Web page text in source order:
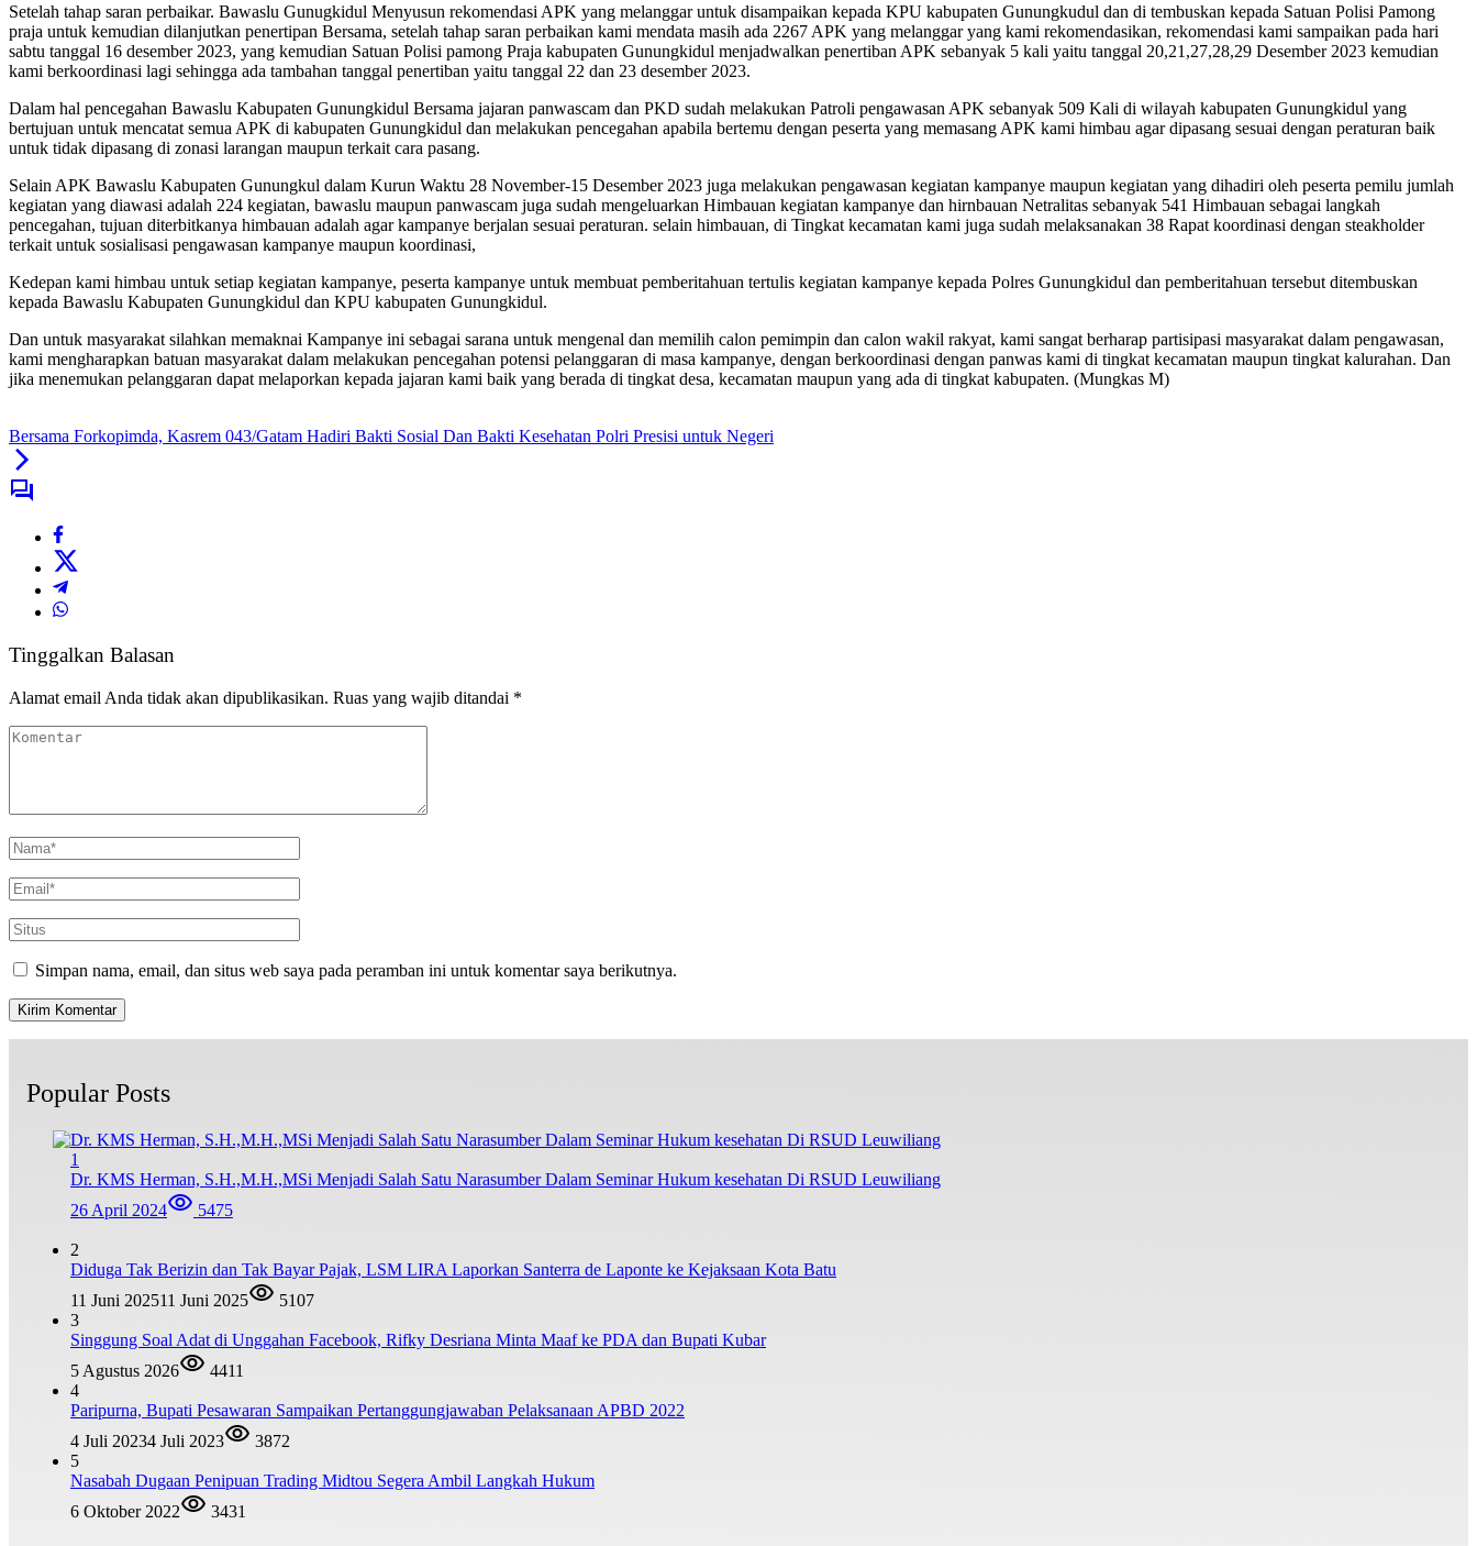
Setelah tahap saran perbaikar. Bawaslu Gunugkidul Menyusun rekomendasi APK yang melanggar untuk disampaikan kepada KPU kabupaten Gunungkudul dan di tembuskan kepada Satuan Polisi Pamong
praja untuk kemudian dilanjutkan penertipan Bersama, setelah tahap saran perbaikan kami mendata masih ada 2267 APK yang melanggar yang kami rekomendasikan, rekomendasi kami sampaikan pada hari
sabtu tanggal 16 desember 2023, yang kemudian Satuan Polisi pamong Praja kabupaten Gunungkidul menjadwalkan penertiban APK sebanyak 5 kali yaitu tanggal 20,21,27,28,29 Desember 2023 kemudian
kami berkoordinasi lagi sehingga ada tambahan tanggal penertiban yaitu tanggal 22 dan 23 desember 2023.
Dalam hal pencegahan Bawaslu Kabupaten Gunungkidul Bersama jajaran panwascam dan PKD sudah melakukan Patroli pengawasan APK sebanyak 509 Kali di wilayah kabupaten Gunungkidul yang
bertujuan untuk mencatat semua APK di kabupaten Gunungkidul dan melakukan pencegahan apabila bertemu dengan peserta yang memasang APK kami himbau agar dipasang sesuai dengan peraturan baik
untuk tidak dipasang di zonasi larangan maupun terkait cara pasang.
Selain APK Bawaslu Kabupaten Gunungkul dalam Kurun Waktu 28 November-15 Desember 2023 juga melakukan pengawasan kegiatan kampanye maupun kegiatan yang dihadiri oleh peserta pemilu jumlah
kegiatan yang diawasi adalah 224 kegiatan, bawaslu maupun panwascam juga sudah mengeluarkan Himbauan kegiatan kampanye dan hirnbauan Netralitas sebanyak 541 Himbauan sebagai langkah
pencegahan, tujuan diterbitkanya himbauan adalah agar kampanye berjalan sesuai peraturan. selain himbauan, di Tingkat kecamatan kami juga sudah melaksanakan 38 Rapat koordinasi dengan steakholder
terkait untuk sosialisasi pengawasan kampanye maupun koordinasi,
Kedepan kami himbau untuk setiap kegiatan kampanye, peserta kampanye untuk membuat pemberitahuan tertulis kegiatan kampanye kepada Polres Gunungkidul dan pemberitahuan tersebut ditembuskan
kepada Bawaslu Kabupaten Gunungkidul dan KPU kabupaten Gunungkidul.
Dan untuk masyarakat silahkan memaknai Kampanye ini sebagai sarana untuk mengenal dan memilih calon pemimpin dan calon wakil rakyat, kami sangat berharap partisipasi masyarakat dalam pengawasan,
kami mengharapkan batuan masyarakat dalam melakukan pencegahan potensi pelanggaran di masa kampanye, dengan berkoordinasi dengan panwas kami di tingkat kecamatan maupun tingkat kalurahan. Dan
jika menemukan pelanggaran dapat melaporkan kepada jajaran kami baik yang berada di tingkat desa, kecamatan maupun yang ada di tingkat kabupaten. (Mungkas M)
Bersama Forkopimda, Kasrem 043/Gatam Hadiri Bakti Sosial Dan Bakti Kesehatan Polri Presisi untuk Negeri
Tinggalkan Balasan
Alamat email Anda tidak akan dipublikasikan. Ruas yang wajib ditandai *
Simpan nama, email, dan situs web saya pada peramban ini untuk komentar saya berikutnya.
Popular Posts
1
Dr. KMS Herman, S.H.,M.H.,MSi Menjadi Salah Satu Narasumber Dalam Seminar Hukum kesehatan Di RSUD Leuwiliang
26 April 2024
5475
2
Diduga Tak Berizin dan Tak Bayar Pajak, LSM LIRA Laporkan Santerra de Laponte ke Kejaksaan Kota Batu
11 Juni 202511 Juni 2025
5107
3
Singgung Soal Adat di Unggahan Facebook, Rifky Desriana Minta Maaf ke PDA dan Bupati Kubar
5 Agustus 2026
4411
4
Paripurna, Bupati Pesawaran Sampaikan Pertanggungjawaban Pelaksanaan APBD 2022
4 Juli 20234 Juli 2023
3872
5
Nasabah Dugaan Penipuan Trading Midtou Segera Ambil Langkah Hukum
6 Oktober 2022
3431